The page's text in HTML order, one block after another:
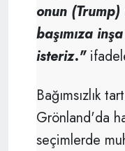
onun
başımıza
isteriz."
Bağımsızlık
Grönland'da
seçimlerde